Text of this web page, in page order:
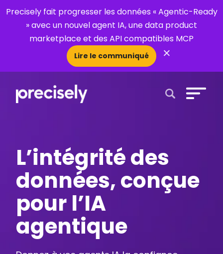
Precisely fait progresser les données « Agentic-Ready
» avec un nouvel agent IA, une data product
marketplace et des API compatibles MCP
Lire le communiqué ×
L’intégrité des
données, conçue
pour l’IA
agentique